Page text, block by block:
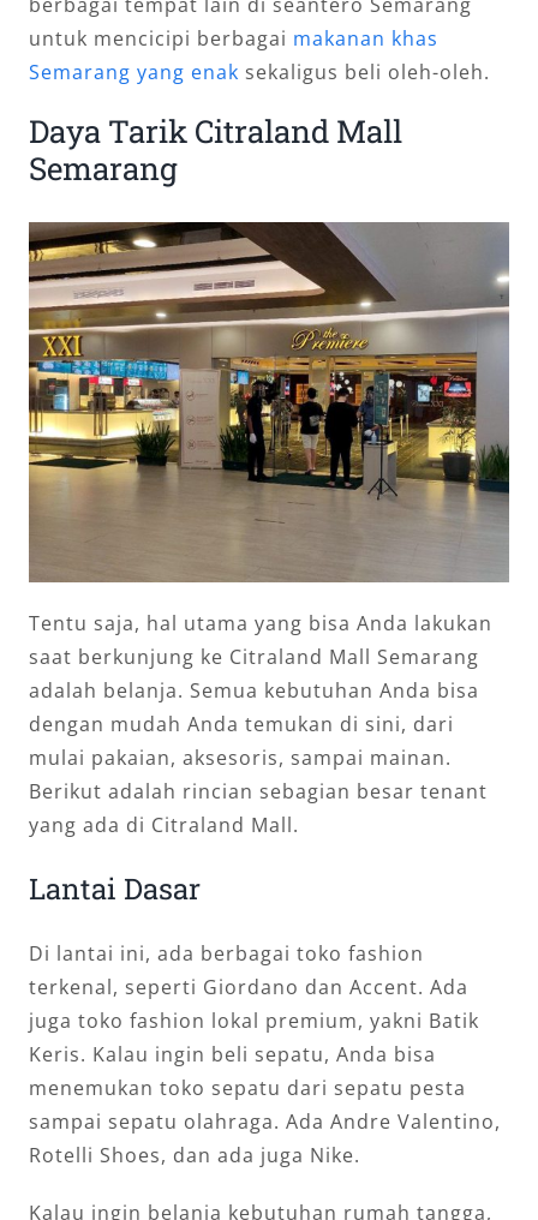
untuk mencicipi berbagai makanan khas
Semarang yang enak sekaligus beli oleh-oleh.
Daya Tarik Citraland Mall
Semarang
Tentu saja, hal utama yang bisa Anda lakukan
saat berkunjung ke Citraland Mall Semarang
adalah belanja. Semua kebutuhan Anda bisa
dengan mudah Anda temukan di sini, dari
mulai pakaian, aksesoris, sampai mainan.
Berikut adalah rincian sebagian besar tenant
yang ada di Citraland Mall.
Lantai Dasar
Di lantai ini, ada berbagai toko fashion
terkenal, seperti Giordano dan Accent. Ada
juga toko fashion lokal premium, yakni Batik
Keris. Kalau ingin beli sepatu, Anda bisa
menemukan toko sepatu dari sepatu pesta
sampai sepatu olahraga. Ada Andre Valentino,
Rotelli Shoes, dan ada juga Nike.
Kalau ingin belanja kebutuhan rumah tangga,